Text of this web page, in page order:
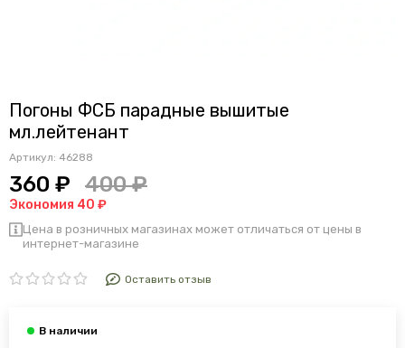
Погоны ФСБ парадные вышитые
мл.лейтенант
Артикул: 46288
360 ₽ 400 ₽
Экономия 40 ₽
Цена в розничных магазинах может отличаться от цены в
интернет-магазине
Оставить отзыв